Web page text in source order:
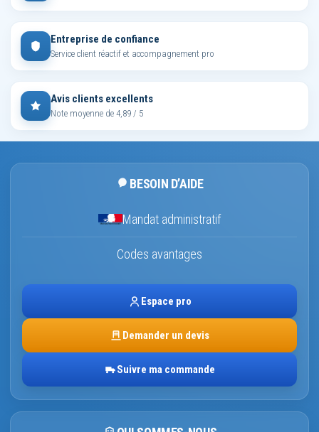
Entreprise de confiance
Service client réactif et accompagnement pro
Avis clients excellents
Note moyenne de 4,89 / 5
BESOIN D’AIDE
Mandat administratif
Codes avantages
Espace pro
Demander un devis
Suivre ma commande